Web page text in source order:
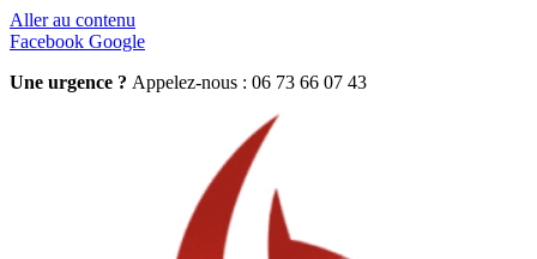
Aller au contenu
Facebook Google
Une urgence ? Appelez-nous : 06 73 66 07 43